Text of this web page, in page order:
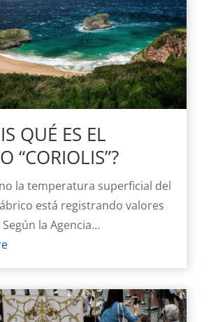
QUÉ ES EL
“CORIOLIS”?
la temperatura superficial del
está registrando valores
la Agencia…